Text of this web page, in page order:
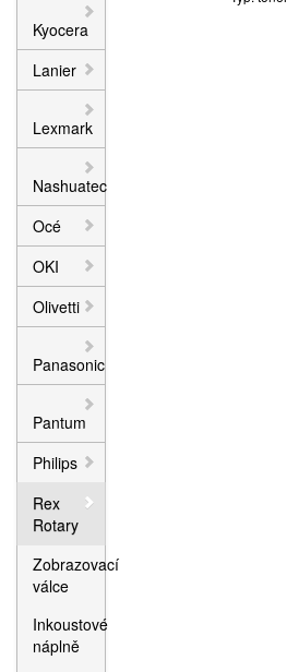
Kyocera
Lanier
Lexmark
Nashuatec
Océ
OKI
Olivetti
Panasonic
Pantum
Philips
Rex
Rotary
Zobrazovací
válce
Inkoustové
náplně